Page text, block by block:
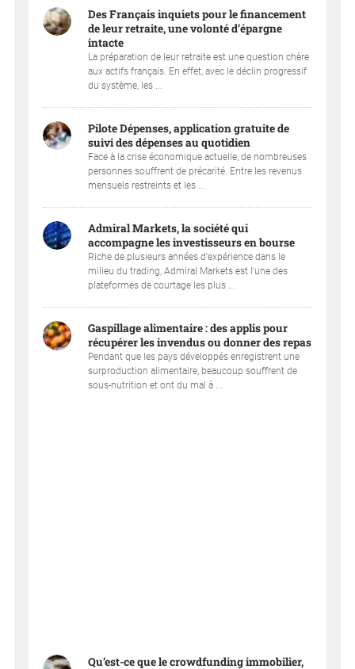
Des Français inquiets pour le financement
de leur retraite, une volonté d’épargne
intacte
La préparation de leur retraite est une question chère
aux actifs français. En effet, avec le déclin progressif
du système, les ...
Pilote Dépenses, application gratuite de
suivi des dépenses au quotidien
Face à la crise économique actuelle, de nombreuses
personnes souffrent de précarité. Entre les revenus
mensuels restreints et les ...
Admiral Markets, la société qui
accompagne les investisseurs en bourse
Riche de plusieurs années d'expérience dans le
milieu du trading, Admiral Markets est l'une des
plateformes de courtage les plus ...
Gaspillage alimentaire : des applis pour
récupérer les invendus ou donner des repas
Pendant que les pays développés enregistrent une
surproduction alimentaire, beaucoup souffrent de
sous-nutrition et ont du mal à ...
Qu’est-ce que le crowdfunding immobilier,